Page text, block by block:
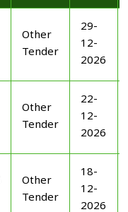
Other
Tender
29-
12-
2026
Other
Tender
22-
12-
2026
Other
Tender
18-
12-
2026